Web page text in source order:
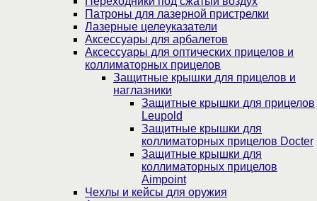
Патроны для лазерной пристрелки
Лазерные целеуказатели
Аксессуары для арбалетов
Аксессуары для оптических прицелов и
коллиматорных прицелов
Защитные крышки для прицелов и
наглазники
Защитные крышки для прицелов
Leupold
Защитные крышки для
коллиматорных прицелов Docter
Защитные крышки для
коллиматорных прицелов
Aimpoint
Чехлы и кейсы для оружия